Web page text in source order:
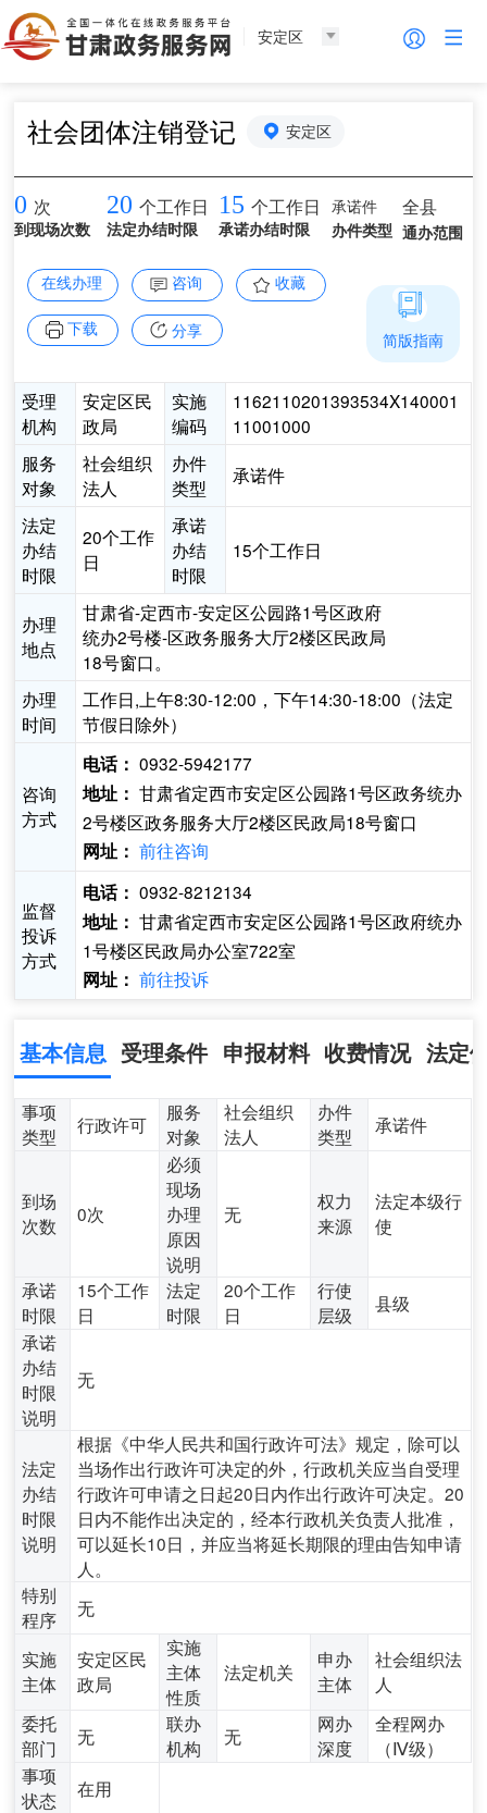
安定区
社会团体注销登记 安定区
0 次
到现场次数
20 个工作日
法定办结时限
15 个工作日
承诺办结时限
承诺件
办件类型
全县
通办范围
在线办理 咨询 收藏
下载 分享
受理
机构
安定区民
政局
实施
编码
1162110201393534X140001
11001000
服务
对象
社会组织
法人
办件
类型
承诺件
法定
办结
时限
20个工作
日
承诺
办结
时限
15个工作日
办理
地点
甘肃省-定西市-安定区公园路1号区政府
统办2号楼-区政务服务大厅2楼区民政局
18号窗口。
办理
时间
工作日,上午8:30-12:00，下午14:30-18:00（法定
节假日除外）
咨询
方式
电话： 0932-5942177
地址： 甘肃省定西市安定区公园路1号区政务统办
2号楼区政务服务大厅2楼区民政局18号窗口
网址： 前往咨询
监督
投诉
方式
电话： 0932-8212134
地址： 甘肃省定西市安定区公园路1号区政府统办
1号楼区民政局办公室722室
网址： 前往投诉
简版指南
基本信息 受理条件 申报材料 收费情况 法定
事项
类型
行政许可
服务
对象
社会组织
法人
办件
类型
承诺件
到场
次数
0次
必须
现场
办理
原因
说明
无
权力
来源
法定本级行
使
承诺
时限
15个工作
日
法定
时限
20个工作
日
行使
层级
县级
承诺
办结
时限
说明
无
法定
办结
时限
说明
根据《中华人民共和国行政许可法》规定，除可以
当场作出行政许可决定的外，行政机关应当自受理
行政许可申请之日起‌20日内‌作出行政许可决定。20
日内不能作出决定的，经本行政机关负责人批准，
可以延长10日，并应当将延长期限的理由告知申请
人。
特别
程序
无
实施
主体
安定区民
政局
实施
主体
性质
法定机关
申办
主体
社会组织法
人
委托
部门
无
联办
机构
无
网办
深度
全程网办
（Ⅳ级）
事项
状态
在用